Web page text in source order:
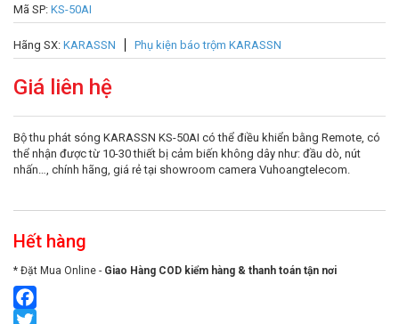
Mã SP: KS-50AI
Hãng SX: KARASSN Phụ kiện báo trộm KARASSN
Giá liên hệ
Bộ thu phát sóng KARASSN KS-50AI có thể điều khiển bằng Remote, có
thể nhận được từ 10-30 thiết bị cảm biến không dây như: đầu dò, nút
nhấn…, chính hãng, giá rẻ tại showroom camera Vuhoangtelecom.
Hết hàng
* Đặt Mua Online - Giao Hàng COD kiểm hàng & thanh toán tận nơi
Facebook